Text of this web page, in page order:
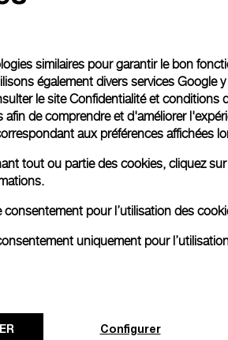
Emballage cadeau
Toutes les commandes
paiement en ligne, vous
personnalisé.
En savoir plus
aux produits réels.
similaires pour garantir le bon
également divers services Google
lesite Confidentialité et conditions
de comprendre et d'améliorer
aux préférences affichées
tout ou partie des cookies, cliquez
pour l’utilisation des
uniquement pour
Configurer